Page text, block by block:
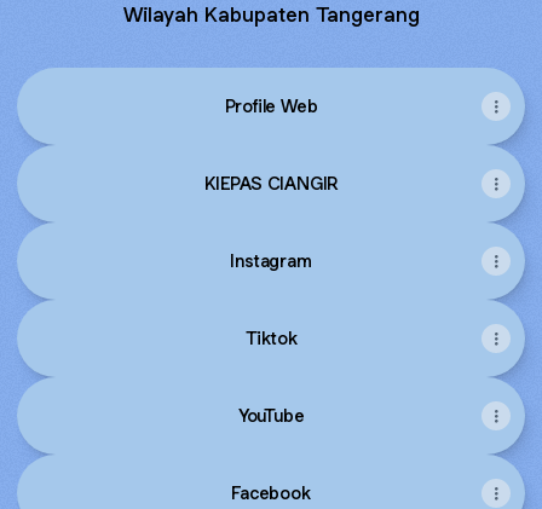
Wilayah Kabupaten Tangerang
Profile Web
KIEPAS CIANGIR
Instagram
Tiktok
YouTube
Facebook